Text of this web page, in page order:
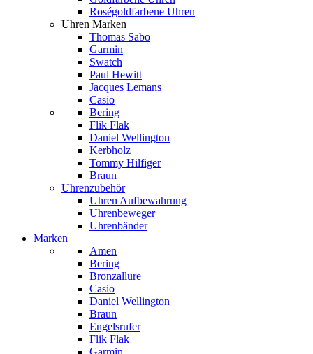
Roségoldfarbene Uhren
Uhren Marken
Thomas Sabo
Garmin
Swatch
Paul Hewitt
Jacques Lemans
Casio
Bering
Flik Flak
Daniel Wellington
Kerbholz
Tommy Hilfiger
Braun
Uhrenzubehör
Uhren Aufbewahrung
Uhrenbeweger
Uhrenbänder
Marken
Amen
Bering
Bronzallure
Casio
Daniel Wellington
Braun
Engelsrufer
Flik Flak
Garmin